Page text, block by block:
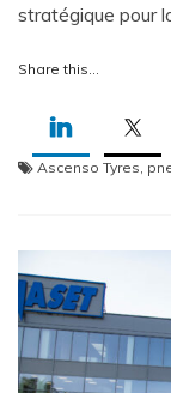
stratégique pour
Share this...
Ascenso Tyres,